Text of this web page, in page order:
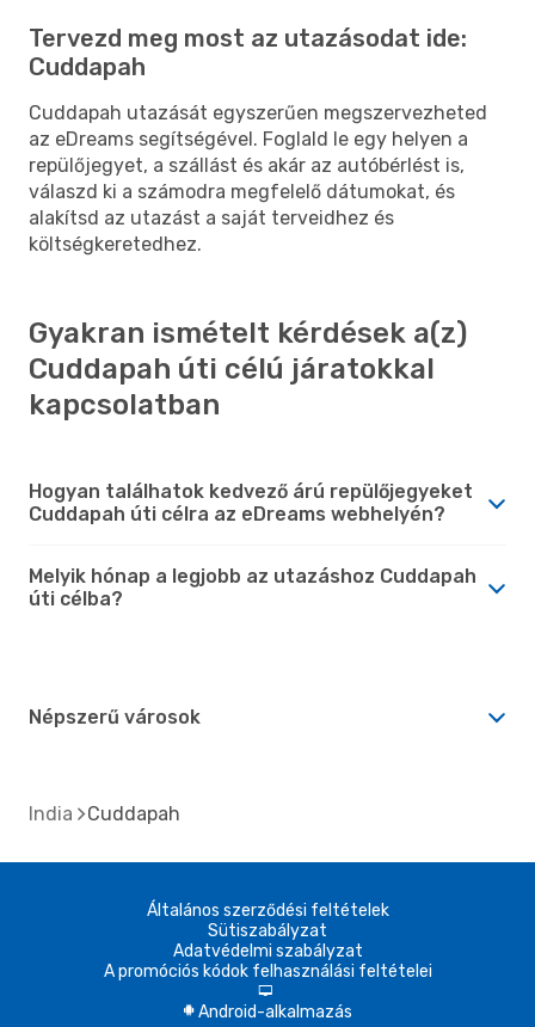
Tervezd meg most az utazásodat ide:
Cuddapah
Cuddapah utazását egyszerűen megszervezheted
az eDreams segítségével. Foglald le egy helyen a
repülőjegyet, a szállást és akár az autóbérlést is,
válaszd ki a számodra megfelelő dátumokat, és
alakítsd az utazást a saját terveidhez és
költségkeretedhez.
Gyakran ismételt kérdések a(z)
Cuddapah úti célú járatokkal
kapcsolatban
Hogyan találhatok kedvező árú repülőjegyeket
Cuddapah úti célra az eDreams webhelyén?
Melyik hónap a legjobb az utazáshoz Cuddapah
úti célba?
Népszerű városok
India Cuddapah
Általános szerződési feltételek
Sütiszabályzat
Adatvédelmi szabályzat
A promóciós kódok felhasználási feltételei
d
A Android-alkalmazás